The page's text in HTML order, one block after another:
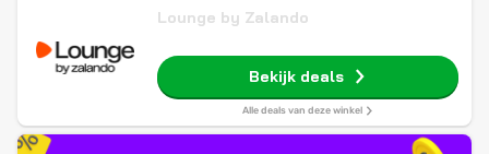
Lounge by Zalando
Bekijk deals
Alle deals van deze winkel